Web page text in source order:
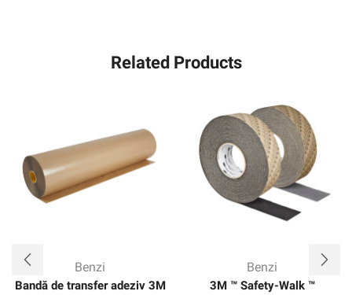
Related Products
Benzi
Bandă de transfer adeziv 3M
Benzi
3M ™ Safety-Walk ™